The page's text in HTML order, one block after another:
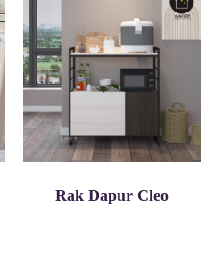
Rak Dapur Cleo